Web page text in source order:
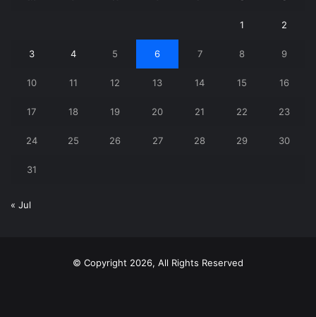
1 2
3 4 5 6 7 8 9
10 11 12 13 14 15 16
17 18 19 20 21 22 23
24 25 26 27 28 29 30
31
« Jul
© Copyright 2026, All Rights Reserved